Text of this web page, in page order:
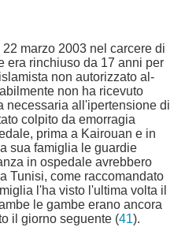
marzo 2003 nel carcere di
era rinchiuso da 17 anni per
non autorizzato al-
non ha ricevuto
necessaria all'ipertensione di
colpito da emorragia
prima a Kairouan e in
sua famiglia le guardie
in ospedale avrebbero
Tunisi, come raccomandato
l'ha visto l'ultima volta il
le gambe erano ancora
il giorno seguente (41).